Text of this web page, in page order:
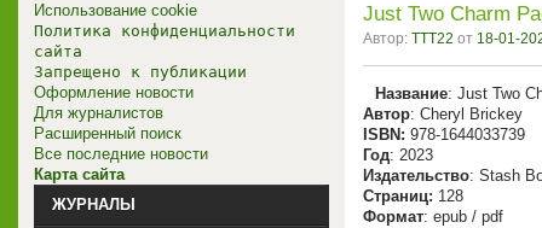
Just Two Charm
Автор: TTT22 от 18-01-
Название: Just Two
Автор: Cheryl Brickey
ISBN: 978-1644033739
Год: 2023
Издательство: Stash
Cтраниц: 128
Формат: epub / pdf
Использование cookie
Политика конфиденциальности
сайта
Запрещено к публикации
Оформление новости
Для журналистов
Расширенный поиск
Все последние новости
Карта сайта
ЖУРНАЛЫ